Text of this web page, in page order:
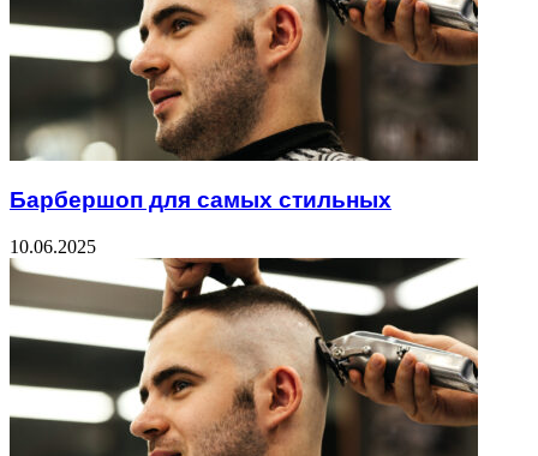
Барбершоп для самых стильных
10.06.2025